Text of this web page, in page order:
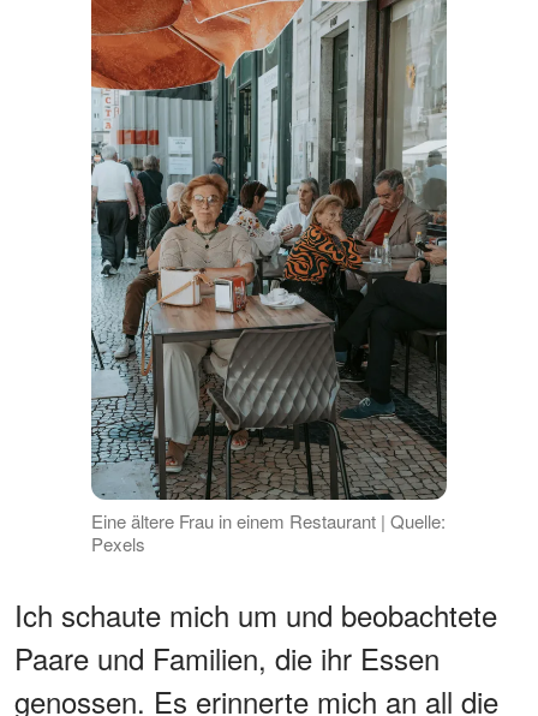
Eine ältere Frau in einem Restaurant | Quelle:
Pexels
Ich schaute mich um und beobachtete
Paare und Familien, die ihr Essen
genossen. Es erinnerte mich an all die